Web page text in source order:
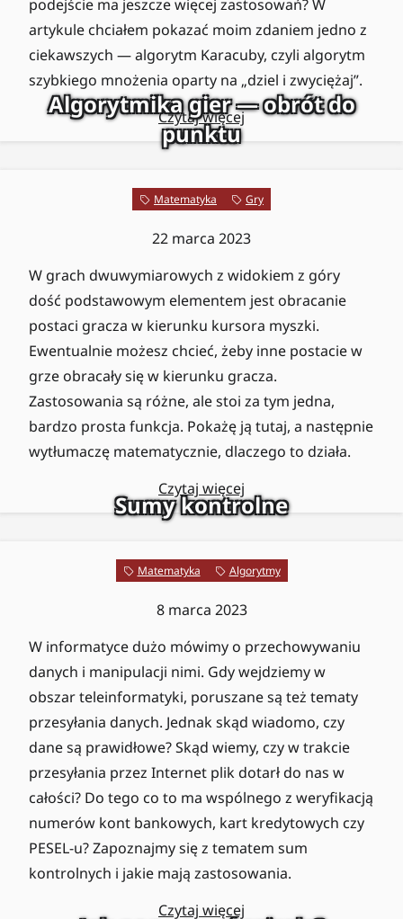
podejście ma jeszcze więcej zastosowań? W
artykule chciałem pokazać moim zdaniem jedno z
ciekawszych — algorytm Karacuby, czyli algorytm
szybkiego mnożenia oparty na „dziel i zwyciężaj”.
Czytaj więcej
Algorytmika gier — obrót do
punktu
Matematyka Gry
22 marca 2023
W grach dwuwymiarowych z widokiem z góry
dość podstawowym elementem jest obracanie
postaci gracza w kierunku kursora myszki.
Ewentualnie możesz chcieć, żeby inne postacie w
grze obracały się w kierunku gracza.
Zastosowania są różne, ale stoi za tym jedna,
bardzo prosta funkcja. Pokażę ją tutaj, a następnie
wytłumaczę matematycznie, dlaczego to działa.
Czytaj więcej
Sumy kontrolne
Matematyka Algorytmy
8 marca 2023
W informatyce dużo mówimy o przechowywaniu
danych i manipulacji nimi. Gdy wejdziemy w
obszar teleinformatyki, poruszane są też tematy
przesyłania danych. Jednak skąd wiadomo, czy
dane są prawidłowe? Skąd wiemy, czy w trakcie
przesyłania przez Internet plik dotarł do nas w
całości? Do tego co to ma wspólnego z weryfikacją
numerów kont bankowych, kart kredytowych czy
PESEL-u? Zapoznajmy się z tematem sum
kontrolnych i jakie mają zastosowania.
Czytaj więcej